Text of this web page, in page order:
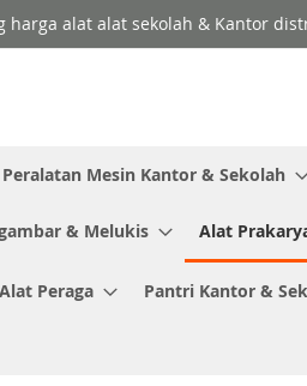
harga alat alat sekolah & Kantor
Peralatan Mesin Kantor & Sekolah
& Melukis Alat
Peraga Pantri Kantor &